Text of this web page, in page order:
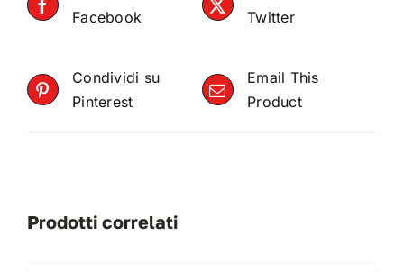
Facebook
Twitter
Condividi su
Pinterest
Email This
Product
Prodotti correlati